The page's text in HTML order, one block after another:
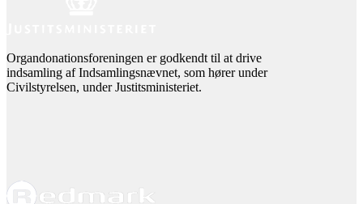
Organdonationsforeningen er godkendt til at drive
indsamling af Indsamlingsnævnet, som hører under
Civilstyrelsen, under Justitsministeriet.